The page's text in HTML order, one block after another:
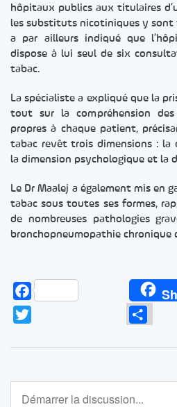
hôpitaux publics aux titulaires
les substituts nicotiniques y sont
a par ailleurs indiqué que
dispose à lui seul de six
tabac.
La spécialiste a expliqué que la
tout sur la compréhension des
propres à chaque patient,
tabac revêt trois dimensions : la
la dimension psychologique et la
Le Dr Maalej a également mis en
tabac sous toutes ses formes,
de nombreuses pathologies
bronchopneumopathie chronique
Facebook